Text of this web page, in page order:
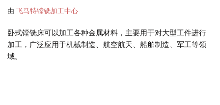
由 飞马特镗铣加工中心
卧式镗铣床可以加工各种金属材料，主要用于对大型工件进行
加工，广泛应用于机械制造、航空航天、船舶制造、军工等领
域。